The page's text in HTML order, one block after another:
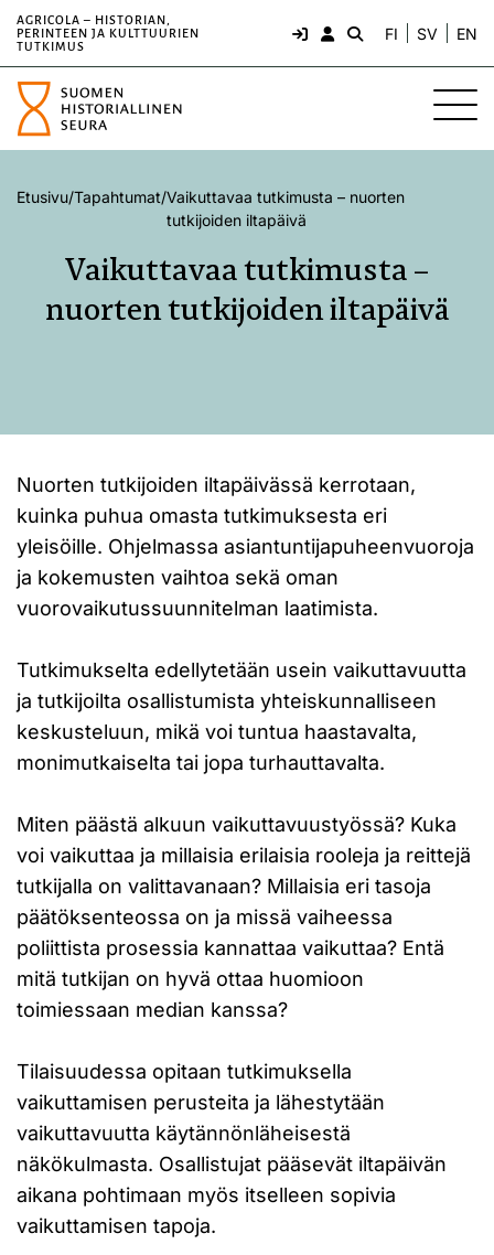
AGRICOLA – HISTORIAN,
PERINTEEN JA KULTTUURIEN
TUTKIMUS
FI SV EN
Etusivu/Tapahtumat/Vaikuttavaa tutkimusta – nuorten
tutkijoiden iltapäivä
Vaikuttavaa tutkimusta –
nuorten tutkijoiden iltapäivä
Nuorten tutkijoiden iltapäivässä kerrotaan,
kuinka puhua omasta tutkimuksesta eri
yleisöille. Ohjelmassa asiantuntijapuheenvuoroja
ja kokemusten vaihtoa sekä oman
vuorovaikutussuunnitelman laatimista.
Tutkimukselta edellytetään usein vaikuttavuutta
ja tutkijoilta osallistumista yhteiskunnalliseen
keskusteluun, mikä voi tuntua haastavalta,
monimutkaiselta tai jopa turhauttavalta.
Miten päästä alkuun vaikuttavuustyössä? Kuka
voi vaikuttaa ja millaisia erilaisia rooleja ja reittejä
tutkijalla on valittavanaan? Millaisia eri tasoja
päätöksenteossa on ja missä vaiheessa
poliittista prosessia kannattaa vaikuttaa? Entä
mitä tutkijan on hyvä ottaa huomioon
toimiessaan median kanssa?
Tilaisuudessa opitaan tutkimuksella
vaikuttamisen perusteita ja lähestytään
vaikuttavuutta käytännönläheisestä
näkökulmasta. Osallistujat pääsevät iltapäivän
aikana pohtimaan myös itselleen sopivia
vaikuttamisen tapoja.